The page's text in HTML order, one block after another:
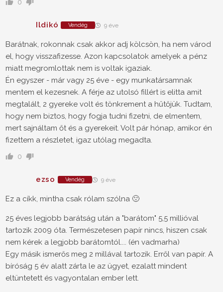
0
Ildikó Vendég 9 éve
Barátnak, rokonnak csak akkor adj kölcsön, ha nem várod
el, hogy visszafizesse. Azon kapcsolatok amelyek a pénz
miatt megromlottak nem is voltak igaziak.
Én egyszer - már vagy 25 éve - egy munkatársamnak
mentem el kezesnek. A férje az utolsó fillért is elitta amit
megtalált, 2 gyereke volt és tönkrement a hűtőjük. Tudtam,
hogy nem biztos, hogy fogja tudni fizetni, de elmentem,
mert sajnáltam őt és a gyerekeit. Volt pár hónap, amikor én
fizettem a részletet, igaz utólag megadta.
0
ezso Vendég 9 éve
Ez a cíkk, mintha csak rólam szólna 🙁
25 éves legjobb barátság után a "barátom" 5,5 millióval
tartozik 2009 óta. Természetesen papír nincs, hiszen csak
nem kérek a legjobb barátomtól.... (én vadmarha)
Egy másik ismerős meg 2 millával tartozik. Erről van papír. A
bíróság 5 év alatt zárta le az ügyet, ezalatt mindent
eltüntetett és vagyontalan ember lett.